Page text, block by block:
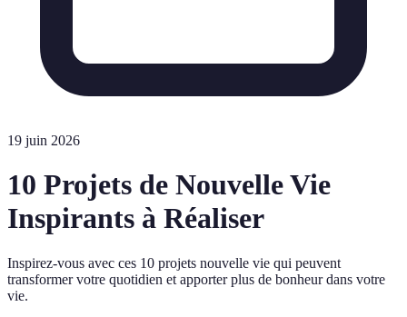
19 juin 2026
10 Projets de Nouvelle Vie
Inspirants à Réaliser
Inspirez-vous avec ces 10 projets nouvelle vie qui peuvent
transformer votre quotidien et apporter plus de bonheur dans votre
vie.